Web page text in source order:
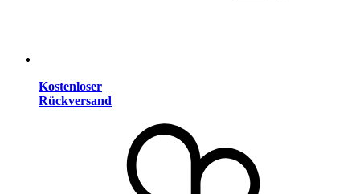
Kostenloser
Rückversand